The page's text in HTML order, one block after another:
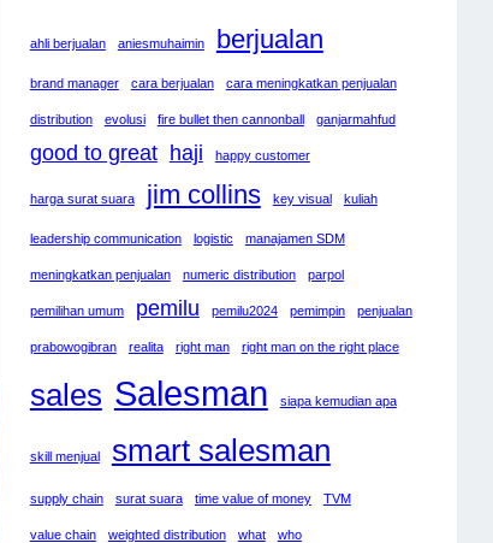
ahli berjualan aniesmuhaimin berjualan
brand manager cara berjualan cara meningkatkan penjualan
distribution evolusi fire bullet then cannonball ganjarmahfud
good to great haji happy customer
harga surat suara jim collins key visual kuliah
leadership communication logistic manajamen SDM
meningkatkan penjualan numeric distribution parpol
pemilihan umum pemilu pemilu2024 pemimpin penjualan
prabowogibran realita right man right man on the right place
sales Salesman siapa kemudian apa
skill menjual smart salesman
supply chain surat suara time value of money TVM
value chain weighted distribution what who